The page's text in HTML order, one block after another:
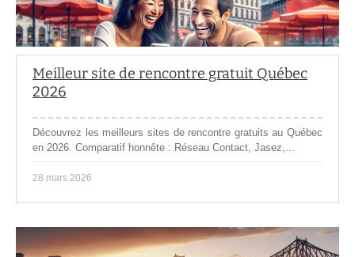
Meilleur site de rencontre gratuit Québec
2026
Découvrez les meilleurs sites de rencontre gratuits au Québec
en 2026. Comparatif honnête : Réseau Contact, Jasez,...
28 mars 2026